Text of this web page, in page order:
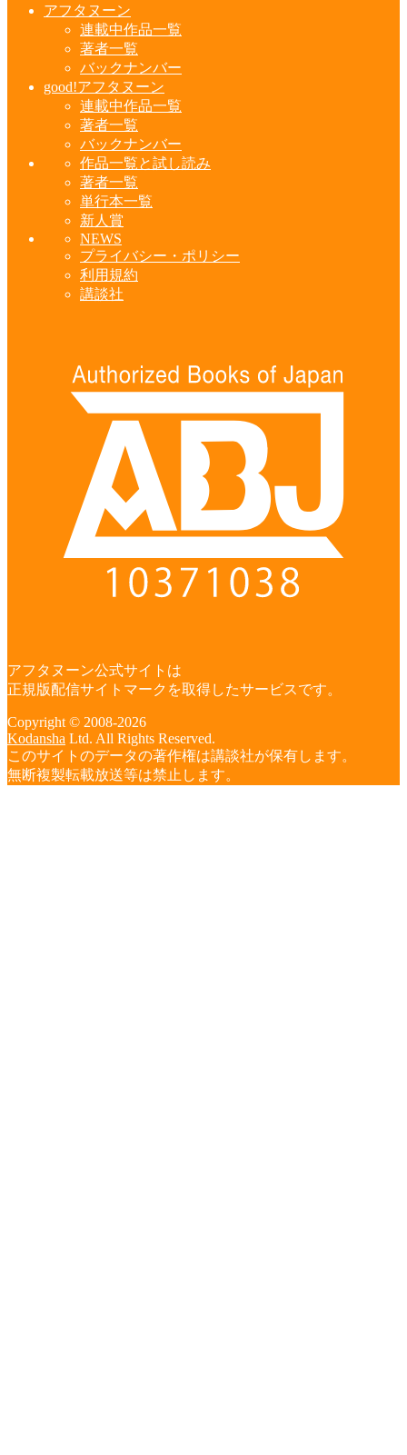
アフタヌーン
連載中作品一覧
著者一覧
バックナンバー
good!アフタヌーン
連載中作品一覧
著者一覧
バックナンバー
作品一覧と試し読み
著者一覧
単行本一覧
新人賞
NEWS
プライバシー・ポリシー
利用規約
講談社
アフタヌーン公式サイトは
正規版配信サイトマークを取得したサービスです。
Copyright © 2008-2026
Kodansha Ltd. All Rights Reserved.
このサイトのデータの著作権は講談社が保有します。
無断複製転載放送等は禁止します。